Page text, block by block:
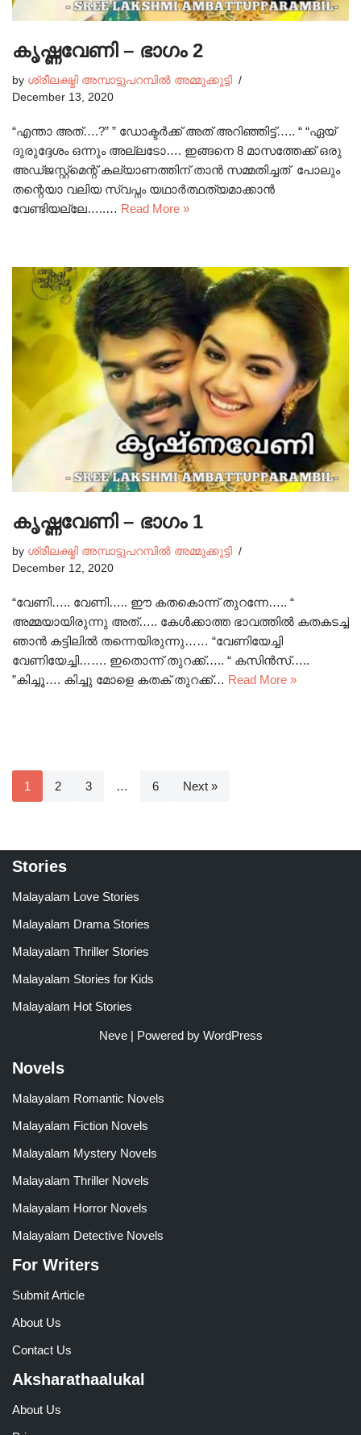
കൃഷ്ണവേണി – ഭാഗം 2
by ശ്രീലക്ഷ്മി അമ്പാട്ടുപറമ്പിൽ അമ്മുക്കുട്ടി
December 13, 2020
“എന്താ അത്….?” ” ഡോക്ടർക്ക് അത് അറിഞ്ഞിട്ട്….. “ “ഏയ്
ദുരുദ്ദേശം ഒന്നും അല്ലടോ…. ഇങ്ങനെ 8 മാസത്തേക്ക് ഒരു
അഡ്ജസ്റ്റ്മെന്റ് കല്യാണത്തിന് താൻ സമ്മതിച്ചത് പോലും
തന്റെയാ വലിയ സ്വപ്നം യഥാർത്ഥത്യമാക്കാൻ
വേണ്ടിയല്ലേ…..… Read More »
കൃഷ്ണവേണി – ഭാഗം 1
by ശ്രീലക്ഷ്മി അമ്പാട്ടുപറമ്പിൽ അമ്മുക്കുട്ടി
December 12, 2020
“വേണി….. വേണി….. ഈ കതകൊന്ന് തുറന്നേ….. “
അമ്മയായിരുന്നു അത്….. കേൾക്കാത്ത ഭാവത്തിൽ കതകടച്ച്
ഞാൻ കട്ടിലിൽ തന്നെയിരുന്നു…… “വേണിയേച്ചി
വേണിയേച്ചി……. ഇതൊന്ന് തുറക്ക്….. “ കസിൻസ്…..
”കിച്ചൂ…. കിച്ചു മോളെ കതക് തുറക്ക്… Read More »
1 2 3 … 6 Next »
Stories
Malayalam Love Stories
Malayalam Drama Stories
Malayalam Thriller Stories
Malayalam Stories for Kids
Malayalam Hot Stories
Neve| Powered by WordPress
Novels
Malayalam Romantic Novels
Malayalam Fiction Novels
Malayalam Mystery Novels
Malayalam Thriller Novels
Malayalam Horror Novels
Malayalam Detective Novels
For Writers
Submit Article
About Us
Contact Us
Aksharathaalukal
About Us